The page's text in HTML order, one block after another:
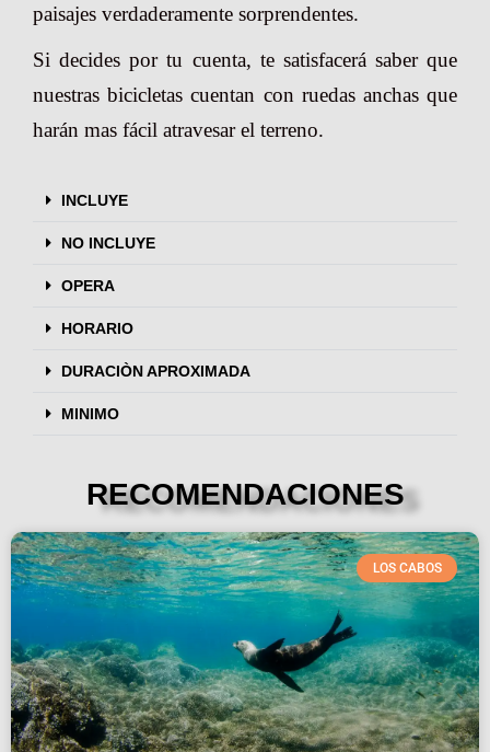
paisajes verdaderamente sorprendentes.
Si decides por tu cuenta, te satisfacerá saber que
nuestras bicicletas cuentan con ruedas anchas que
harán mas fácil atravesar el terreno.
INCLUYE
NO INCLUYE
OPERA
HORARIO
DURACIÒN APROXIMADA
MINIMO
RECOMENDACIONES
LOS CABOS